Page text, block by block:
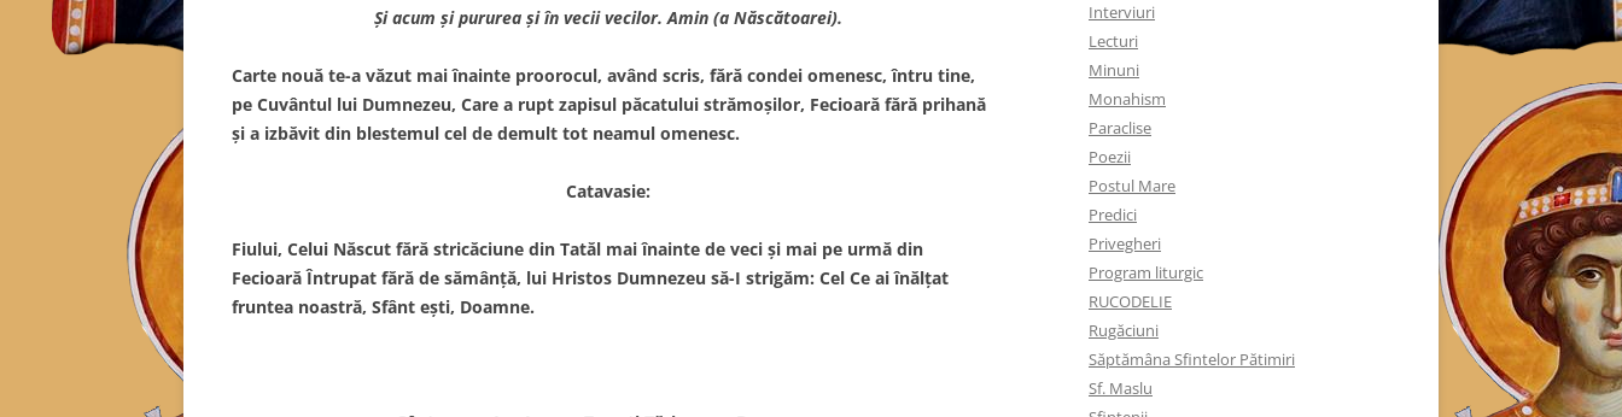
Şi acum şi pururea şi în vecii vecilor. Amin (a Născătoarei).
Carte nouă te-a văzut mai înainte proorocul, având scris, fără condei omenesc, întru tine,
pe Cuvântul lui Dumnezeu, Care a rupt zapisul păcatului strămoşilor, Fecioară fără prihană
şi a izbăvit din blestemul cel de demult tot neamul omenesc.
Catavasie:
Fiului, Celui Născut fără stricăciune din Tatăl mai înainte de veci şi mai pe urmă din
Fecioară Întrupat fără de sămânţă, lui Hristos Dumnezeu să-I strigăm: Cel Ce ai înălţat
fruntea noastră, Sfânt eşti, Doamne.
Interviuri
Lecturi
Minuni
Monahism
Paraclise
Poezii
Postul Mare
Predici
Privegheri
Program liturgic
RUCODELIE
Rugăciuni
Săptămâna Sfintelor Pătimiri
Sf. Maslu